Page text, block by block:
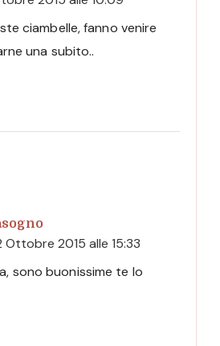
ciambelle, fanno venire
una subito..
Ottobre 2015 alle 15:33
sono buonissime te lo